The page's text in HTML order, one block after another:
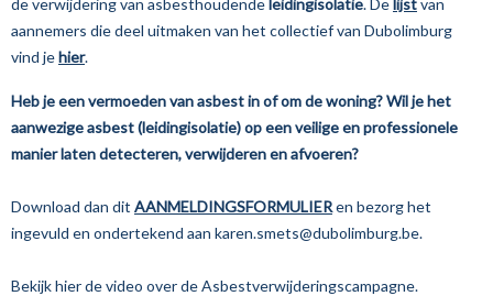
aannemers die deel uitmaken van het collectief van Dubolimburg
vind jehier.
Heb je een vermoeden van asbest in of om de woning? Wil je het
aanwezige asbest (leidingisolatie) op een veilige en professionele
manier laten detecteren, verwijderen en afvoeren?
Download dan dit AANMELDINGSFORMULIERen bezorg het
ingevuld en ondertekend aan karen.smets@dubolimburg.be.
Bekijk hier de video over de Asbestverwijderingscampagne.